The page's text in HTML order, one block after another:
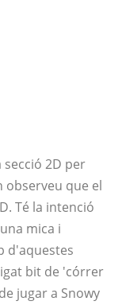
2D per
observeu que el
Té la intenció
mica i
d'aquestes
bit de 'córrer
jugar a Snowy